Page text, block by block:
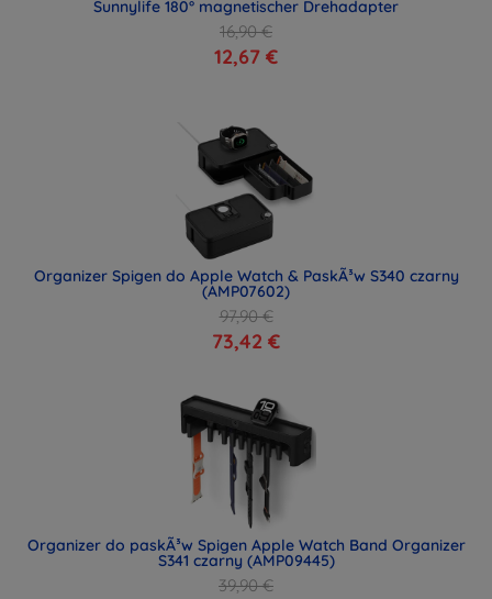
Sunnylife 180° magnetischer Drehadapter
16,90 €
12,67 €
Organizer Spigen do Apple Watch & PaskÃ³w S340 czarny
(AMP07602)
97,90 €
73,42 €
Organizer do paskÃ³w Spigen Apple Watch Band Organizer
S341 czarny (AMP09445)
39,90 €